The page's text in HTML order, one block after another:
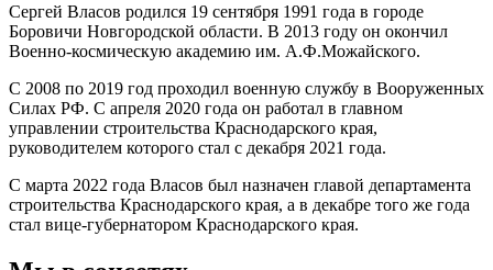
Сергей Власов родился 19 сентября 1991 года в городе
Боровичи Новгородской области. В 2013 году он окончил
Военно-космическую академию им. А.Ф.Можайского.
С 2008 по 2019 год проходил военную службу в Вооруженных
Силах РФ. С апреля 2020 года он работал в главном
управлении строительства Краснодарского края,
руководителем которого стал с декабря 2021 года.
С марта 2022 года Власов был назначен главой департамента
строительства Краснодарского края, а в декабре того же года
стал вице-губернатором Краснодарского края.